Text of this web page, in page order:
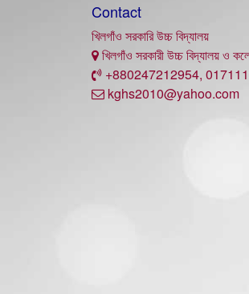
Contact
খিলগাঁও সরকারি উচ্চ বিদ্যালয়
খিলগাঁও সরকারী উচ্চ বিদ্যালয় ও
+880247212954,
kghs2010@yahoo.com